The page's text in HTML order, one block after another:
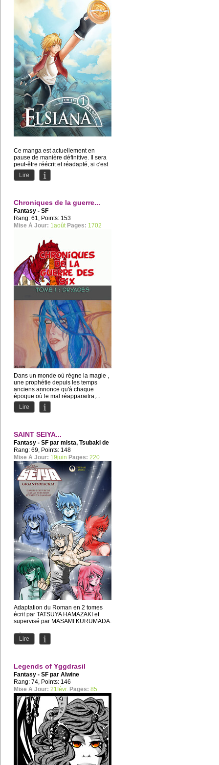
Ce manga est actuellement en
pause de manière définitive. Il sera
peut-être réécrit et réadapté, si c'est
le cas je vous en...
Lire
Chroniques de la guerre...
Fantasy - SF
Rang: 61, Points: 153
Mise À Jour: 1août Pages: 1702
Dans un monde où règne la magie ,
une prophétie depuis les temps
anciens annonce qu'à chaque
époque où le mal réapparaitra,...
Lire
SAINT SEIYA...
Fantasy - SF par mista, Tsubaki de
Vela
Rang: 69, Points: 148
Mise À Jour: 19juin Pages: 220
Adaptation du Roman en 2 tomes
écrit par TATSUYA HAMAZAKI et
supervisé par MASAMI KURUMADA.
Découvrez l'affrontement opposant...
Lire
Legends of Yggdrasil
Fantasy - SF par Alwine
Rang: 74, Points: 146
Mise À Jour: 21févr. Pages: 85